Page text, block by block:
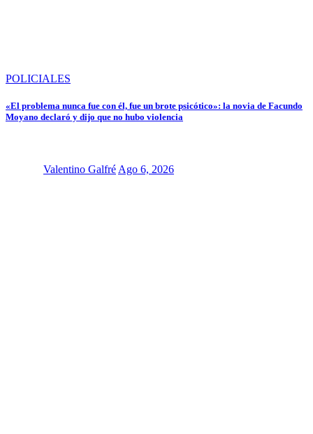
POLICIALES
«El problema nunca fue con él, fue un brote psicótico»: la novia de Facundo
Moyano declaró y dijo que no hubo violencia
Valentino Galfré Ago 6, 2026